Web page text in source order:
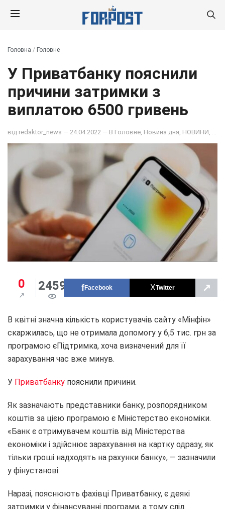
Головна / Головне
У Приватбанку пояснили
причини затримки з
виплатою 6500 гривень
від redaktor_news — 24.04.2022 — В Головне Новина дня НОВИНИ
0 2459 Facebook Twitter ↗
В квітні значна кількість користувачів сайту «Мінфін»
скаржилась, що не отримала допомогу у 6,5 тис. грн за
програмою єПідтримка, хоча визначений для її
зарахування час вже минув.
У Приватбанку пояснили причини.
Як зазначають представники банку, розпорядником
коштів за цією програмою є Міністерство економіки.
«Банк є отримувачем коштів від Міністерства
економіки і здійснює зарахування на картку одразу, як
тільки гроші надходять на рахунки банку», — зазначили
у фінустанові.
Наразі, пояснюють фахівці Приватбанку, є деякі
затримки у фінансуванні програми, а тому слід